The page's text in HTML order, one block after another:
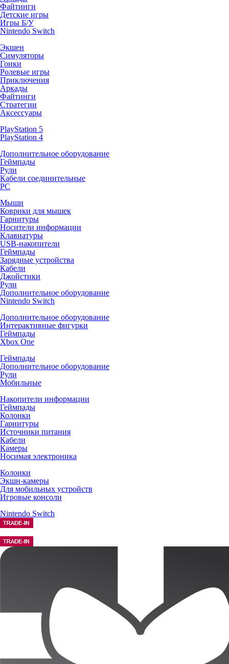
Файтинги
Детские игры
Игры Б/У
Nintendo Switch
Экшен
Симуляторы
Гонки
Ролевые игры
Приключения
Аркады
Файтинги
Стратегии
Аксессуары
PlayStation 5
PlayStation 4
Дополнительное оборудование
Геймпады
Рули
Кабели соединительные
PC
Мыши
Коврики для мышек
Гарнитуры
Носители информации
Клавиатуры
USB-накопители
Геймпады
Зарядные устройства
Кабели
Джойстики
Рули
Дополнительное оборудование
Nintendo Switch
Дополнительное оборудование
Интерактивные фигурки
Геймпады
Xbox One
Геймпады
Дополнительное оборудование
Рули
Мобильные
Накопители информации
Геймпады
Колонки
Гарнитуры
Источники питания
Кабели
Камеры
Носимая электроника
Колонки
Экшн-камеры
Для мобильных устройств
Игровые консоли
Nintendo Switch